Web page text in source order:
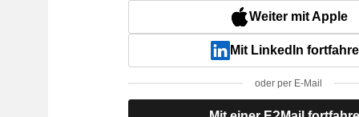
Weiter mit Apple
Mit LinkedIn
oder per E-Mail